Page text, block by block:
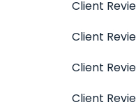
Client
Client
Client
Client